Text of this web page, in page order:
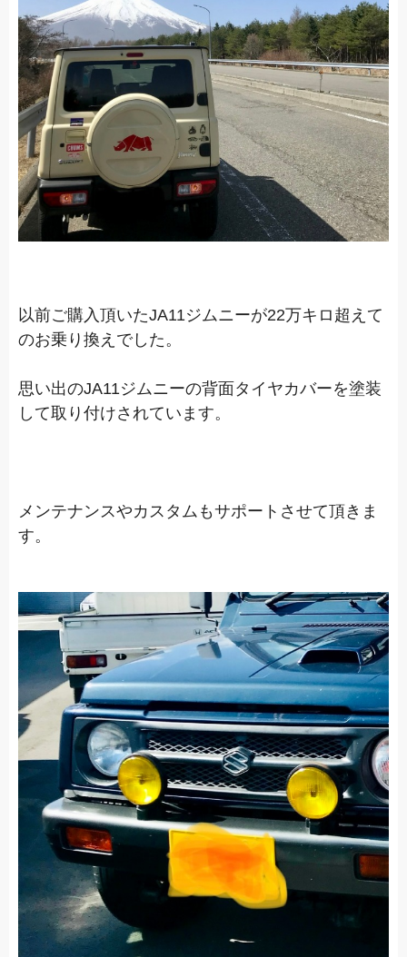
以前ご購入頂いたJA11ジムニーが22万キロ超えて
のお乗り換えでした。
思い出のJA11ジムニーの背面タイヤカバーを塗装
して取り付けされています。
メンテナンスやカスタムもサポートさせて頂きま
す。